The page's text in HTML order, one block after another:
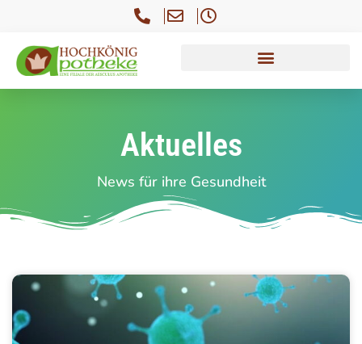
Aktuelles
News für ihre Gesundheit